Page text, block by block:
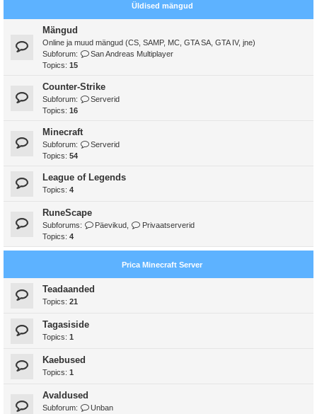
Üldised mängud
Mängud
Online ja muud mängud (CS, SAMP, MC, GTA SA, GTA IV, jne)
Subforum:
San Andreas Multiplayer
Topics: 15
Counter-Strike
Subforum:
Serverid
Topics: 16
Minecraft
Subforum:
Serverid
Topics: 54
League of Legends
Topics: 4
RuneScape
Subforums: Päevikud
Privaatserverid
Topics: 4
Prica Minecraft Server
Teadaanded
Topics: 21
Tagasiside
Topics: 1
Kaebused
Topics: 1
Avaldused
Subforum:
Unban